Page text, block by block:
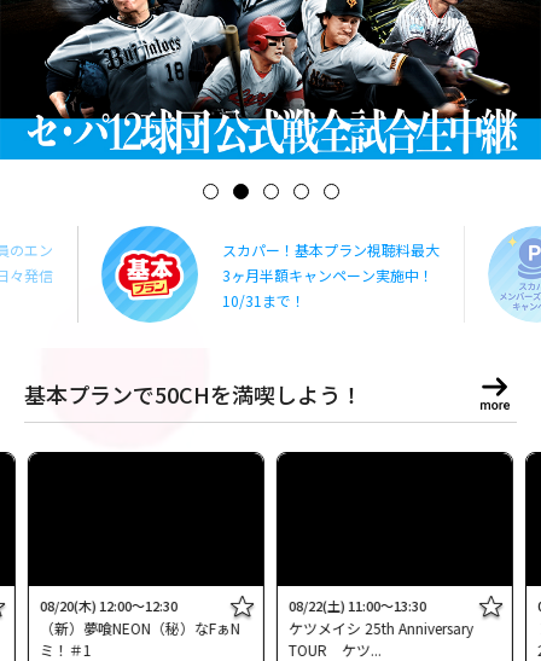
のエン
々発信
スカパー！基本プラン視聴料最大
3ヶ月半額キャンペーン実施中！
10/31まで！
基本プランで50CHを満喫しよう！
08/20(木) 12:00～12:30
（新）夢喰NEON（秘）なFぁN
ミ！＃1
08/22(土) 11:00～13:30
ケツメイシ 25th Anniversary
TOUR ケツ